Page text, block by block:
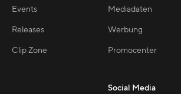
Events
Releases
Clip Zone
Mediadaten
Werbung
Promocenter
Social Media